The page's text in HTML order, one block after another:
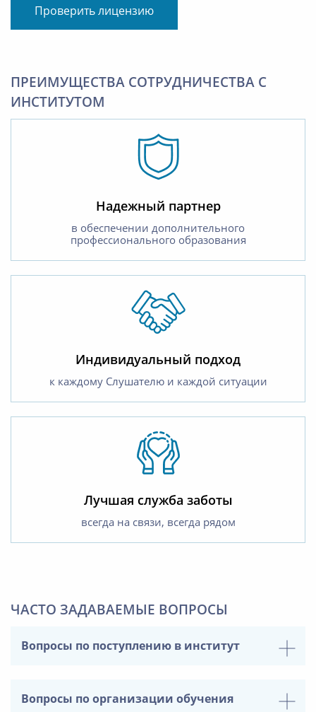
Проверить лицензию
ПРЕИМУЩЕСТВА СОТРУДНИЧЕСТВА С
ИНСТИТУТОМ
Надежный партнер
в обеспечении дополнительного
профессионального образования
Индивидуальный подход
к каждому Слушателю и каждой ситуации
Лучшая служба заботы
всегда на связи, всегда рядом
ЧАСТО ЗАДАВАЕМЫЕ ВОПРОСЫ
Вопросы по поступлению в институт
Вопросы по организации обучения